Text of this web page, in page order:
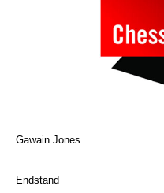
Gawain Jones
Endstand